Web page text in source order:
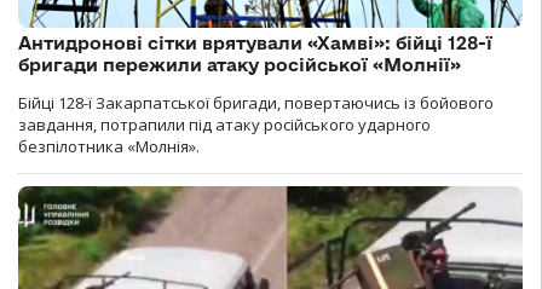
Антидронові сітки врятували «Хамві»: бійці 128-ї
бригади пережили атаку російської «Молнії»
Бійці 128-ї Закарпатської бригади, повертаючись із бойового
завдання, потрапили під атаку російського ударного
безпілотника «Молнія».